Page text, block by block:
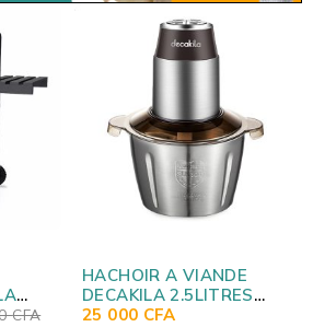
CFA
HACHOIR A VIANDE
DECAKILA 2.5LITRES
KEMG016M
25 000 CFA